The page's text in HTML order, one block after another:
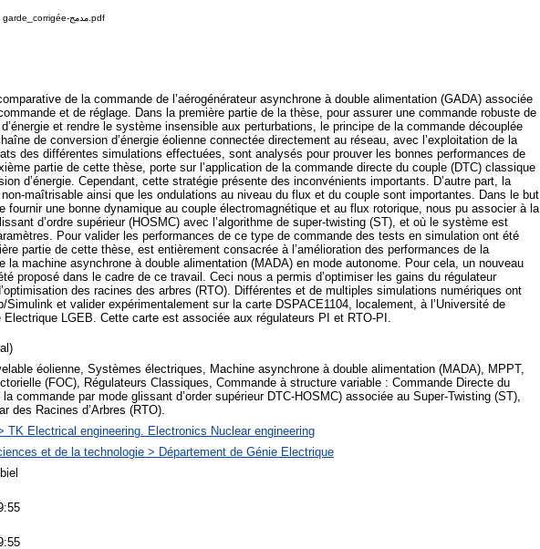
a-Afaf BENAMOR_page de garde_corrigée-مدمج.pdf
de la commande de l’aérogénérateur asynchrone à double alimentation (GADA) associée
et de réglage. Dans la première partie de la thèse, pour assurer une commande robuste de
et rendre le système insensible aux perturbations, le principe de la commande découplée
de conversion d’énergie éolienne connectée directement au réseau, avec l’exploitation de la
des différentes simulations effectuées, sont analysés pour prouver les bonnes performances de
partie de cette thèse, porte sur l’application de la commande directe du couple (DTC) classique
d’énergie. Cependant, cette stratégie présente des inconvénients importants. D’autre part, la
maîtrisable ainsi que les ondulations au niveau du flux et du couple sont importantes. Dans le but
fournir une bonne dynamique au couple électromagnétique et au flux rotorique, nous pu associer à la
d’ordre supérieur (HOSMC) avec l’algorithme de super-twisting (ST), et où le système est
Pour valider les performances de ce type de commande des tests en simulation ont été
partie de cette thèse, est entièrement consacrée à l’amélioration des performances de la
la machine asynchrone à double alimentation (MADA) en mode autonome. Pour cela, un nouveau
proposé dans le cadre de ce travail. Ceci nous a permis d’optimiser les gains du régulateur
des racines des arbres (RTO). Différentes et de multiples simulations numériques ont
Simulink et valider expérimentalement sur la carte DSPACE1104, localement, à l’Université de
Electrique LGEB. Cette carte est associée aux régulateurs PI et RTO-PI.
éolienne, Systèmes électriques, Machine asynchrone à double alimentation (MADA), MPPT,
(FOC), Régulateurs Classiques, Commande à structure variable : Commande Directe du
commande par mode glissant d’order supérieur DTC-HOSMC) associée au Super-Twisting (ST),
des Racines d’Arbres (RTO).
TK Electrical engineering. Electronics Nuclear engineering
et de la technologie > Département de Génie Electrique